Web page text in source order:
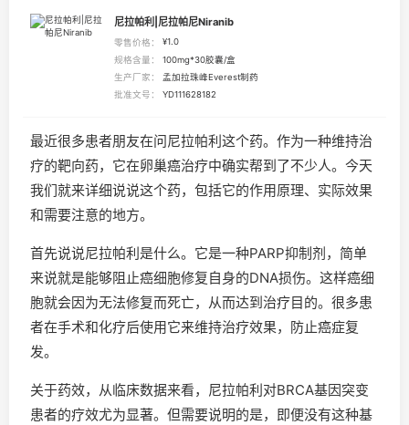
尼拉帕利|尼拉帕尼Niranib
零售价格： ¥1.0
规格含量：
100mg*30胶囊/盒
生产厂家：
孟加拉珠峰Everest制药
批准文号：
YD111628182
最近很多患者朋友在问尼拉帕利这个药。作为一种维持治
疗的靶向药，它在卵巢癌治疗中确实帮到了不少人。今天
我们就来详细说说这个药，包括它的作用原理、实际效果
和需要注意的地方。
首先说说尼拉帕利是什么。它是一种PARP抑制剂，简单
来说就是能够阻止癌细胞修复自身的DNA损伤。这样癌细
胞就会因为无法修复而死亡，从而达到治疗目的。很多患
者在手术和化疗后使用它来维持治疗效果，防止癌症复
发。
关于药效，从临床数据来看，尼拉帕利对BRCA基因突变
患者的疗效尤为显著。但需要说明的是，即便没有这种基